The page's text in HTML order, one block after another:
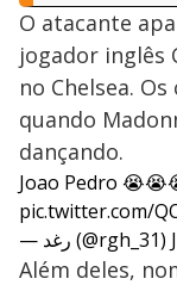
O atacante
jogador inglês
no Chelsea.
quando
dançando.
Joao Pedro
pic.twitter.com/
— رغد (@rgh_31)
Além deles,